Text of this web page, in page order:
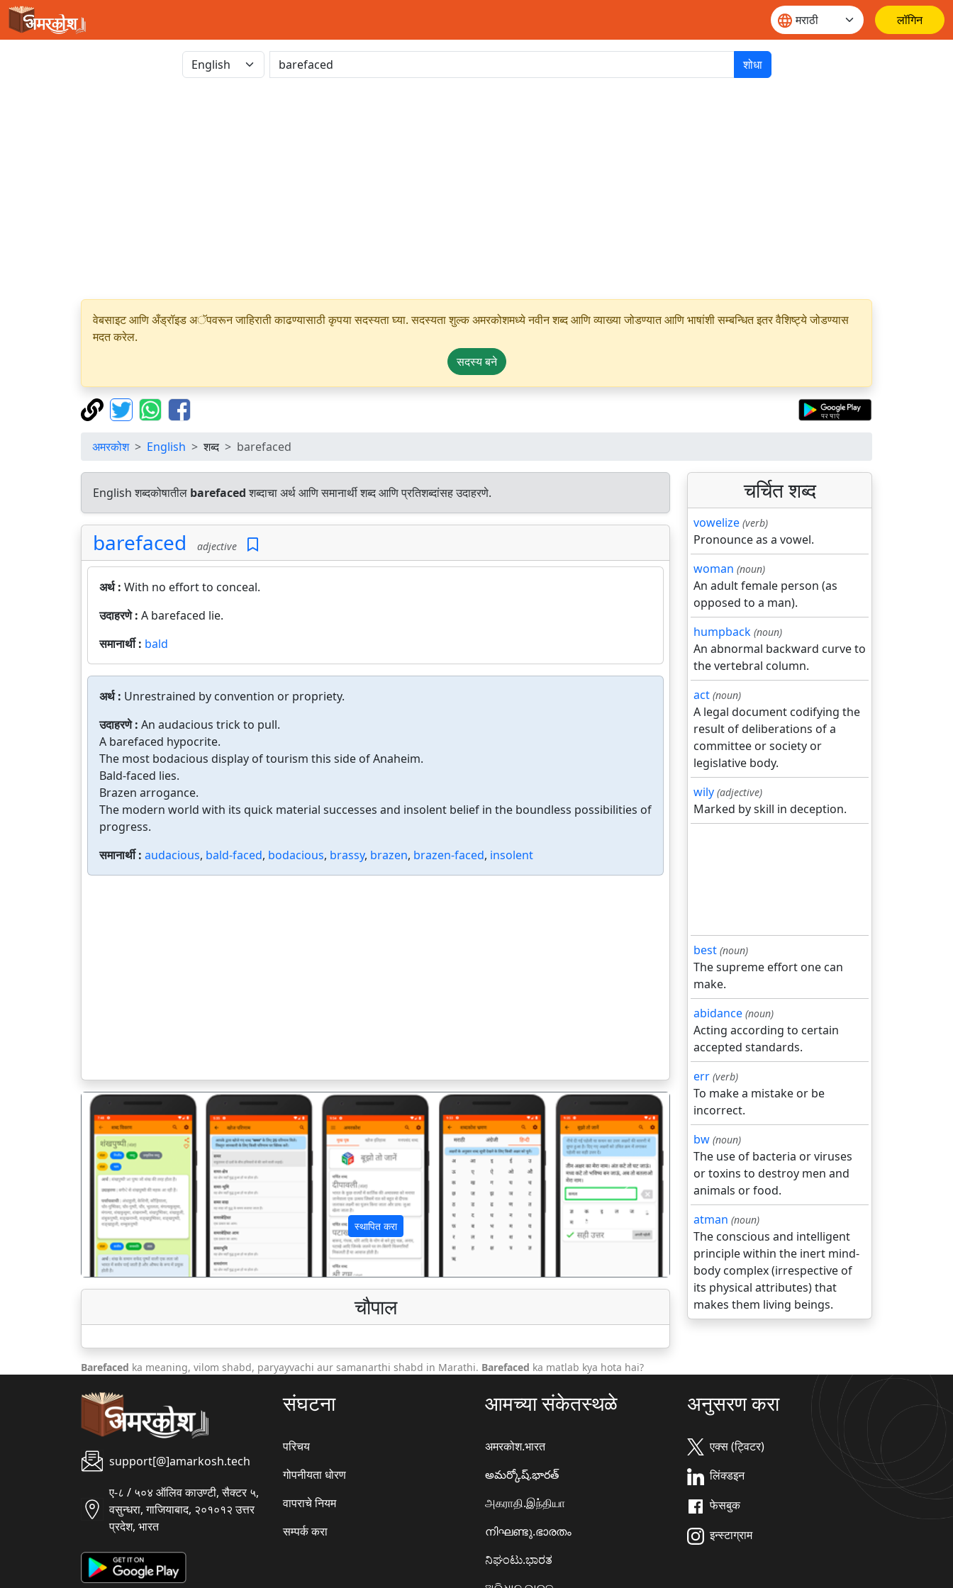
लॉगिन
शोधा
वेबसाइट आणि अँड्रॉइड अॅपवरून जाहिराती काढण्यासाठी कृपया सदस्यता घ्या. सदस्यता शुल्क अमरकोशमध्ये नवीन शब्द आणि व्याख्या जोडण्यात आणि भाषांशी सम्बन्धित इतर वैशिष्ट्ये जोडण्यास
मदत करेल.
सदस्य बने
अमरकोश English शब्द barefaced
English शब्दकोषातील barefacedशब्दाचा अर्थ आणि समानार्थी शब्द आणि प्रतिशब्दांसह उदाहरणे.
barefaced adjective
अर्थ : With no effort to conceal.
उदाहरणे : A barefaced lie.
समानार्थी : bald
अर्थ : Unrestrained by convention or propriety.
उदाहरणे : An audacious trick to pull.
A barefaced hypocrite.
The most bodacious display of tourism this side of Anaheim.
Bald-faced lies.
Brazen arrogance.
The modern world with its quick material successes and insolent belief in the boundless possibilities of
progress.
समानार्थी : audacious, bald-faced, bodacious, brassy, brazen, brazen-faced, insolent
स्थापित करा
पिछला अगला
चौपाल
चर्चित शब्द
vowelize (verb)
Pronounce as a vowel.
woman (noun)
An adult female person (as
opposed to a man).
humpback (noun)
An abnormal backward curve to
the vertebral column.
act (noun)
A legal document codifying the
result of deliberations of a
committee or society or
legislative body.
wily (adjective)
Marked by skill in deception.
best (noun)
The supreme effort one can
make.
abidance (noun)
Acting according to certain
accepted standards.
err (verb)
To make a mistake or be
incorrect.
bw (noun)
The use of bacteria or viruses
or toxins to destroy men and
animals or food.
atman (noun)
The conscious and intelligent
principle within the inert mind-
body complex (irrespective of
its physical attributes) that
makes them living beings.
Barefaced ka meaning, vilom shabd, paryayvachi aur samanarthi shabd in Marathi. Barefaced ka matlab kya hota hai?
support[@]amarkosh.tech
ए-८ / ५०४ ऑलिव काउण्टी, सैक्टर ५,
वसुन्धरा, गाजियाबाद, २०१०१२ उत्तर
प्रदेश, भारत
संघटना
परिचय
गोपनीयता धोरण
वापराचे नियम
सम्पर्क करा
आमच्या संकेतस्थळे
अमरकोश.भारत
అమర్కోష్.భారత్
அகராதி.இந்தியா
നിഘണ്ടു.ഭാരതം
ನಿಘಂಟು.ಭಾರತ
अनुसरण करा
एक्स (ट्विटर)
लिंक्डइन
फेसबुक
इन्स्टाग्राम